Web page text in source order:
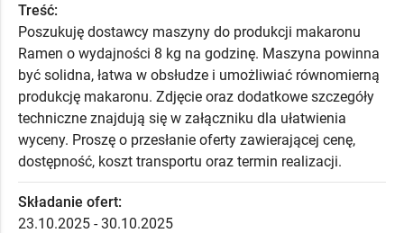
Treść:
Poszukuję dostawcy maszyny do produkcji makaronu
Ramen o wydajności 8 kg na godzinę. Maszyna powinna
być solidna, łatwa w obsłudze i umożliwiać równomierną
produkcję makaronu. Zdjęcie oraz dodatkowe szczegóły
techniczne znajdują się w załączniku dla ułatwienia
wyceny. Proszę o przesłanie oferty zawierającej cenę,
dostępność, koszt transportu oraz termin realizacji.
Składanie ofert:
23.10.2025 - 30.10.2025